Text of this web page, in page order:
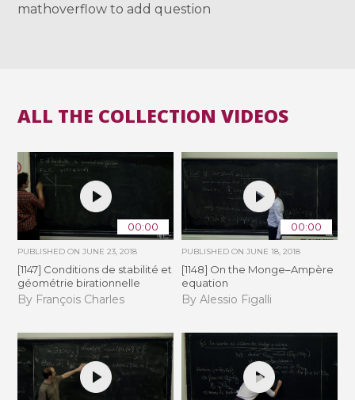
mathoverflow to add question
ALL THE COLLECTION VIDEOS
00:00
PUBLISHED ONJUNE 23, 2018
[1147] Conditions de stabilité et
géométrie birationnelle
By François Charles
00:00
PUBLISHED ON JUNE 18, 2018
[1148] On the Monge–Ampère
equation
By Alessio Figalli